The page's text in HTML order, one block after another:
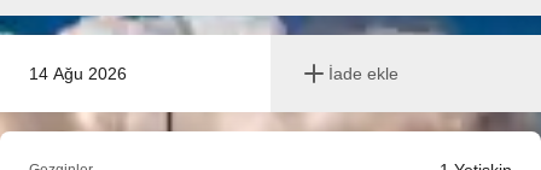
14 Ağu 2026 İade ekle